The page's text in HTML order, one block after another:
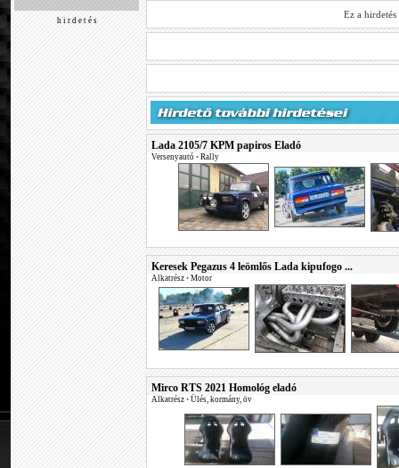
h i r d e t é s
Ez a
Lada 2105/7 KPM papiros Eladó
Versenyautó • Rally
Keresek Pegazus 4 leömlős Lada kipufogo ...
Alkatrész • Motor
Mirco RTS 2021 Homológ eladó
Alkatrész • Ülés, kormány, öv